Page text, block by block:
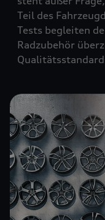
Teil des
Tests begleiten
Radzubehör